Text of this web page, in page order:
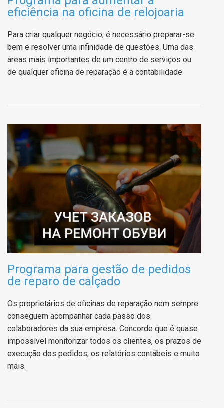
eficiência na oficina de relojoaria
Para criar qualquer negócio, é necessário preparar-se
bem e resolver uma infinidade de questões. Uma das
áreas mais importantes de um centro de serviços ou
de qualquer oficina de reparação é a contabilidade
Programa para gestão de pedidos
de reparo de calçado
Os proprietários de oficinas de reparação nem sempre
conseguem acompanhar cada passo dos
colaboradores da sua empresa. Concorde que é quase
impossível monitorizar todos os clientes, os prazos de
execução dos pedidos, os relatórios contábeis e muito
mais.